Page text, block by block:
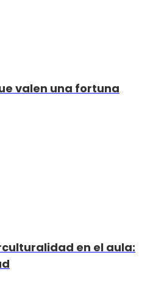
valen una fortuna
en el aula: